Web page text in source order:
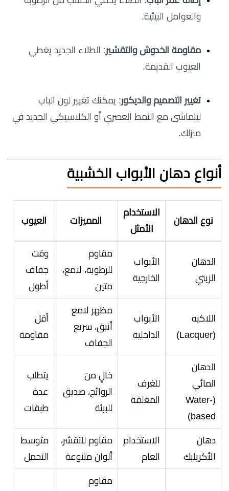
والعوامل البيئية.
مقاومة الخدوش والتقشير: الطلاء الجديد يغطي
العيوب القديمة.
تغيير التصميم والديكور: يمكنك تغيير لون الباب
ليتماشى مع النمط العصري أو الكلاسيكي الجديد في
منزلك.
أنواع دهان الأبواب الخشبية
نوع الدهان
الاستخدام
الأمثل
المميزات العيوب
الدهان
الزيتي
الأبواب
الخارجية
مقاوم
للرطوبة، لامع،
متين
وقت
جفاف
أطول
اللاكيه
(Lacquer)
الأبواب
الداخلية
مظهر لامع
أنيق، سريع
الجفاف
أقل
مقاومة
الدهان
المائي
(Water-
based)
للغرف
المغلقة
خالٍ من
الروائح، صديق
للبيئة
يتطلب
عدة
طبقات
دهان
الأكريليك
الاستخدام
العام
مقاوم للتقشر،
ألوان متنوعة
متوسط
التحمل
مقاوم